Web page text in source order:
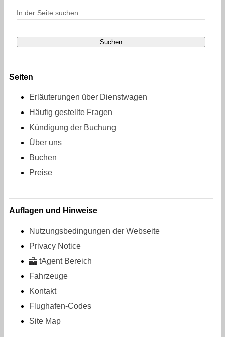
In der Seite suchen
Seiten
Erläuterungen über Dienstwagen
Häufig gestellte Fragen
Kündigung der Buchung
Über uns
Buchen
Preise
Auflagen und Hinweise
Nutzungsbedingungen der Webseite
Privacy Notice
tAgent Bereich
Fahrzeuge
Kontakt
Flughafen-Codes
Site Map